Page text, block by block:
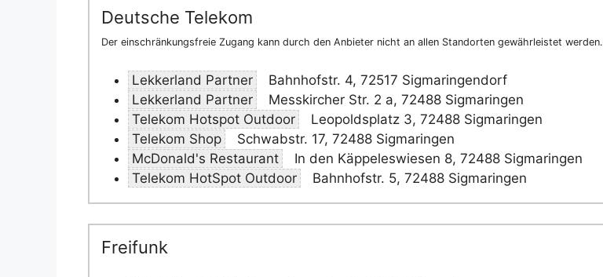
Deutsche Telekom
Der einschränkungsfreie Zugang kann durch den Anbieter nicht an allen Standorten gewährleistet werden.
Lekkerland Partner
Bahnhofstr. 4, 72517 Sigmaringendorf
Lekkerland Partner
Messkircher Str. 2 a, 72488 Sigmaringen
Telekom Hotspot Outdoor
Leopoldsplatz 3, 72488 Sigmaringen
Telekom Shop
Schwabstr. 17, 72488 Sigmaringen
McDonald's Restaurant
In den Käppeleswiesen 8, 72488 Sigmaringen
Telekom HotSpot Outdoor
Bahnhofstr. 5, 72488 Sigmaringen
Freifunk